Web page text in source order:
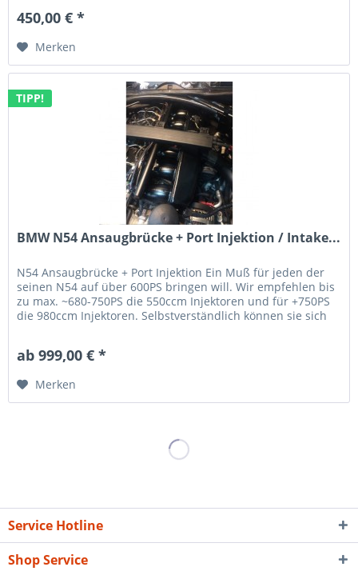
450,00 € *
Merken
TIPP!
BMW N54 Ansaugbrücke + Port Injektion / Intake...
N54 Ansaugbrücke + Port Injektion Ein Muß für jeden der
seinen N54 auf über 600PS bringen will. Wir empfehlen bis
zu max. ~680-750PS die 550ccm Injektoren und für +750PS
die 980ccm Injektoren. Selbstverständlich können sie sich
ab 999,00 € *
Merken
Service Hotline
Shop Service